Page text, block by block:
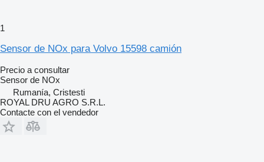
1
Sensor de NOx para Volvo 15598 camión
Precio a consultar
Sensor de NOx
Rumanía, Cristesti
ROYAL DRU AGRO S.R.L.
Contacte con el vendedor